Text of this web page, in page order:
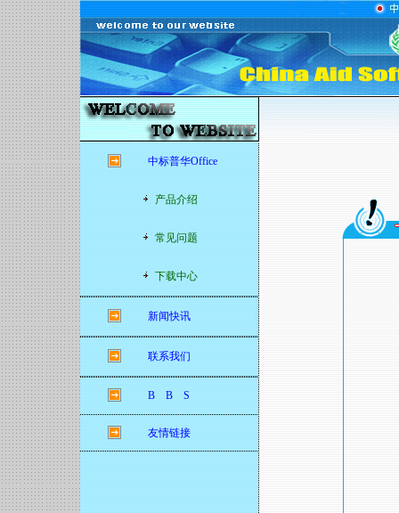
中标普华Office
产品介绍
常见问题
下载中心
新闻快讯
联系我们
B B S
友情链接